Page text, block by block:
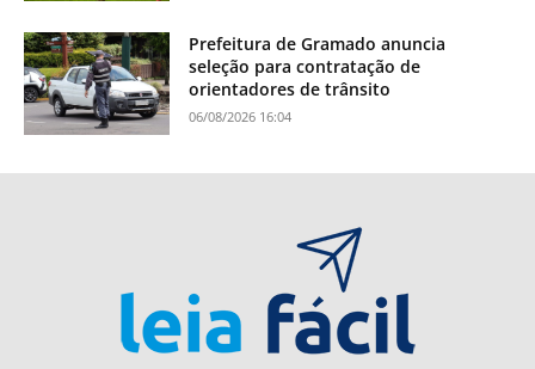
Prefeitura de Gramado anuncia
seleção para contratação de
orientadores de trânsito
06/08/2026 16:04